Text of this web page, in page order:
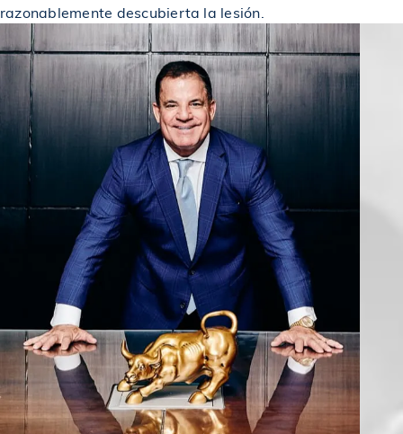
$2,000,000 Premiado en un accidente de construcción
$2,000,000 Acuerdo en un accidente de camión
$2,000,000 Premiado en un accidente de construcción
$2,000,000 Premiado en un accidente de construcción
$2,000,000 Recuperado en un accidente de camión
$2,000,000 Obtenido en un accidente de camión
$2,000,000 Premiado en un accidente de construcción
razonablemente descubierta la lesión.